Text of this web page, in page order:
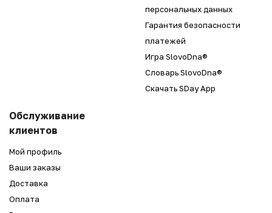
персональных данных
Гарантия безопасности
платежей
Игра SlovoDna®
Словарь SlovoDna®
Скачать SDay App
Обслуживание
клиентов
Мой профиль
Ваши заказы
Доставка
Оплата